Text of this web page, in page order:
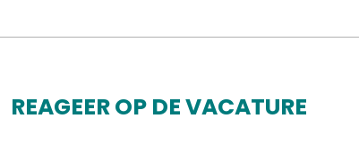
REAGEER OP DE VACATURE